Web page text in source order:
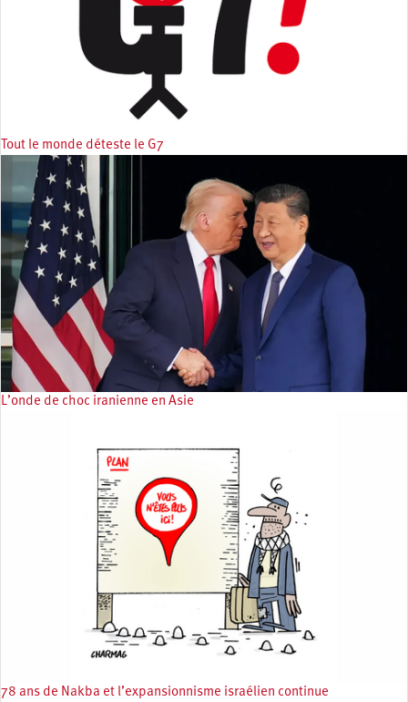
Tout le monde déteste le G7
L’onde de choc iranienne en Asie
78 ans de Nakba et l’expansionnisme israélien continue